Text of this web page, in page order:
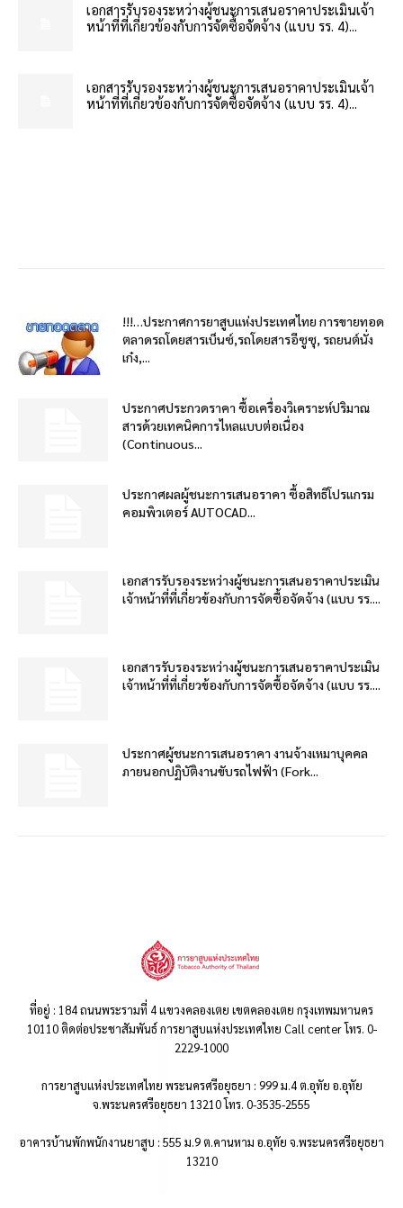
เอกสารรับรองระหว่างผู้ชนะการเสนอราคาประเมินเจ้า
หน้าที่ที่เกี่ยวข้องกับการจัดซื้อจัดจ้าง (แบบ รร. 4)...
เอกสารรับรองระหว่างผู้ชนะการเสนอราคาประเมินเจ้า
หน้าที่ที่เกี่ยวข้องกับการจัดซื้อจัดจ้าง (แบบ รร. 4)...
!!!…ประกาศการยาสูบแห่งประเทศไทย การขายทอด
ตลาดรถโดยสารเบ็นซ์,รถโดยสารอีซูซุ, รถยนต์นั่ง
เก๋ง,...
ประกาศประกวดราคา ซื้อเครื่องวิเคราะห์ปริมาณ
สารด้วยเทคนิคการไหลแบบต่อเนื่อง
(Continuous...
ประกาศผลผู้ชนะการเสนอราคา ซื้อสิทธิโปรแกรม
คอมพิวเตอร์ AUTOCAD...
เอกสารรับรองระหว่างผู้ชนะการเสนอราคาประเมิน
เจ้าหน้าที่ที่เกี่ยวข้องกับการจัดซื้อจัดจ้าง (แบบ รร....
เอกสารรับรองระหว่างผู้ชนะการเสนอราคาประเมิน
เจ้าหน้าที่ที่เกี่ยวข้องกับการจัดซื้อจัดจ้าง (แบบ รร....
ประกาศผู้ชนะการเสนอราคา งานจ้างเหมาบุคคล
ภายนอกปฏิบัติงานขับรถไฟฟ้า (Fork...
ที่อยู่ : 184 ถนนพระรามที่ 4 แขวงคลองเตย เขตคลองเตย กรุงเทพมหานคร
10110 ติดต่อประชาสัมพันธ์ การยาสูบแห่งประเทศไทย Call center โทร. 0-
2229-1000
การยาสูบแห่งประเทศไทย พระนครศรีอยุธยา : 999 ม.4 ต.อุทัย อ.อุทัย
จ.พระนครศรีอยุธยา 13210 โทร. 0-3535-2555
อาคารบ้านพักพนักงานยาสูบ : 555 ม.9 ต.คานหาม อ.อุทัย จ.พระนครศรีอยุธยา
13210